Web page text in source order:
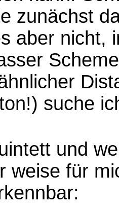
zunächst
aber nicht,
suche
und
weise für